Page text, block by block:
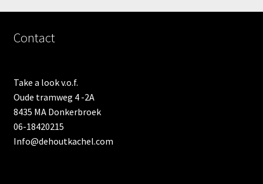
Contact
Take a look v.o.f.
Oude tramweg 4 -2A
8435 MA Donkerbroek
06-18420215
Info@dehoutkachel.com